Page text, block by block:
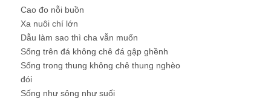
Cao đo nỗi buồn
Xa nuôi chí lớn
Dẫu làm sao thì cha vẫn muốn
Sống trên đá không chê đá gập ghềnh
Sống trong thung không chê thung nghèo
đói
Sống như sông như suối